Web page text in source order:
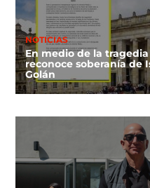
NOTICIAS
En medio de la
reconoce soberanía de
Golán